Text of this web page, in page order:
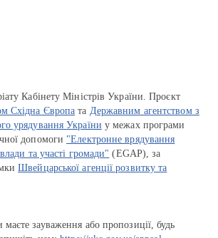
Кабінету Міністрів України. Проєкт
Східна Європа та Державним агентством з
урядування України у межах програми
допомоги "Електронне врядування
та участі громади" (EGAP), за
Швейцарської агенції розвитку та
зауваження або пропозиції, будь